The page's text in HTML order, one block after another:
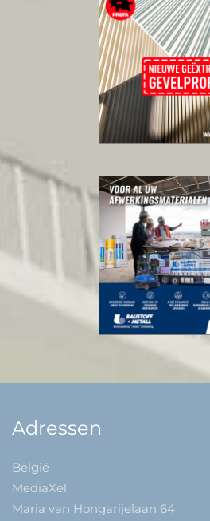
Adressen
België
MediaXel
Maria van Hongarijelaan 64